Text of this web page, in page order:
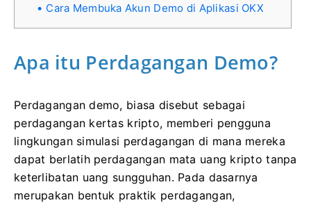
Cara Membuka Akun Demo di Aplikasi OKX
Apa itu Perdagangan Demo?
Perdagangan demo, biasa disebut sebagai
perdagangan kertas kripto, memberi pengguna
lingkungan simulasi perdagangan di mana mereka
dapat berlatih perdagangan mata uang kripto tanpa
keterlibatan uang sungguhan. Pada dasarnya
merupakan bentuk praktik perdagangan,